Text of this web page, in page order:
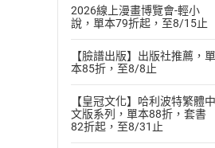
2026線上漫畫博覽會-輕小
說，單本79折起，至8/15止
【臉譜出版】出版社推薦，單
本85折，至8/8止
【皇冠文化】哈利波特繁體中
文版系列，單本88折，套書
82折起，至8/31止